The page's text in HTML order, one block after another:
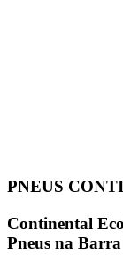
PNEUS
Continental
Pneus na